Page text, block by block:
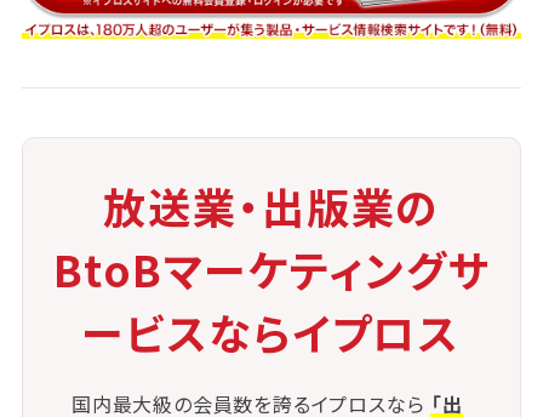
フローの確立も求められる
これらの課題に対し、コーデックの進化（HEVCなど）や
IP伝送技術の活用、
像のスムーズな流通を支える基盤整備が急がれてい
放送業・出版業の
BtoBマーケティングサ
ービスならイプロス
国内最大級の会員数を誇るイプロスなら 「出